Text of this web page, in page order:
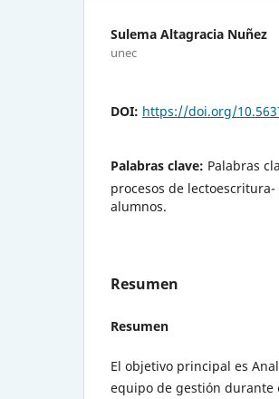
Sulema Altagracia Nuñez
unec
DOI: https://doi.org/
Palabras clave: Palabras
procesos de
alumnos.
Resumen
Resumen
El objetivo principal es
equipo de gestión